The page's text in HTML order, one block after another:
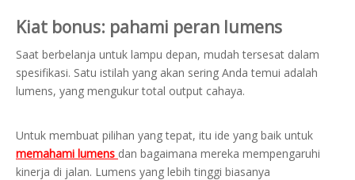
Kiat bonus: pahami peran lumens
Saat berbelanja untuk lampu depan, mudah tersesat dalam
spesifikasi. Satu istilah yang akan sering Anda temui adalah
lumens, yang mengukur total output cahaya.
Untuk membuat pilihan yang tepat, itu ide yang baik untuk
memahami lumens dan bagaimana mereka mempengaruhi
kinerja di jalan. Lumens yang lebih tinggi biasanya